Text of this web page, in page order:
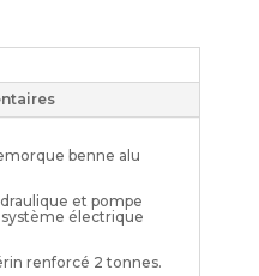
benne alu
et pompe
électrique
renforcé 2 tonnes.